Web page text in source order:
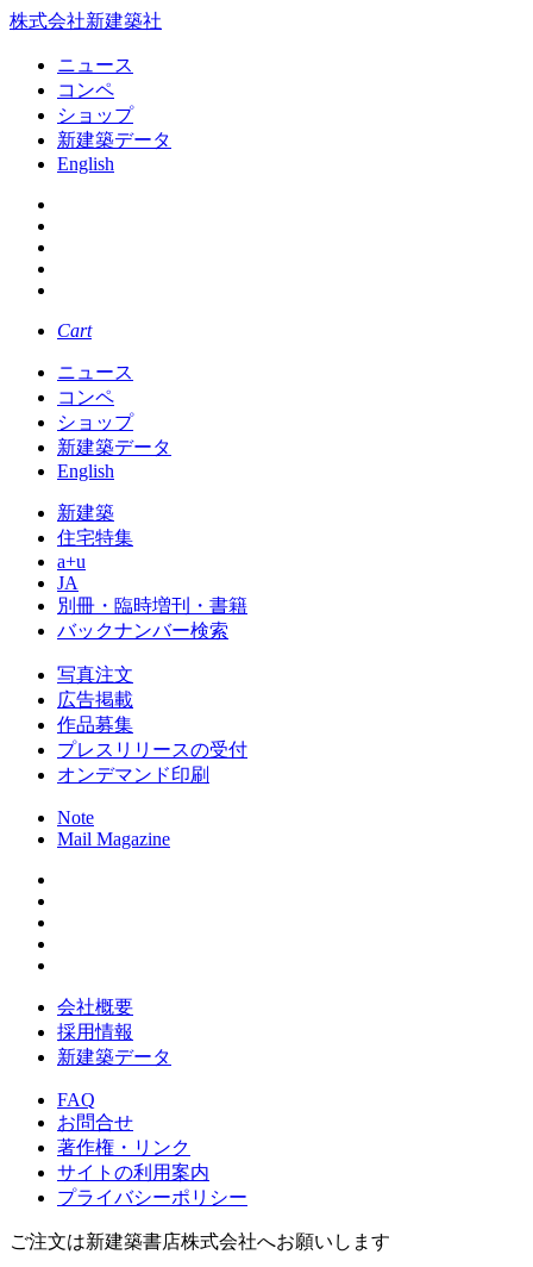
株式会社新建築社
ニュース
コンペ
ショップ
新建築データ
English
Cart
ニュース
コンペ
ショップ
新建築データ
English
新建築
住宅特集
a+u
JA
別冊・臨時増刊・書籍
バックナンバー検索
写真注文
広告掲載
作品募集
プレスリリースの受付
オンデマンド印刷
Note
Mail Magazine
会社概要
採用情報
新建築データ
FAQ
お問合せ
著作権・リンク
サイトの利用案内
プライバシーポリシー
ご注文は新建築書店株式会社へお願いします